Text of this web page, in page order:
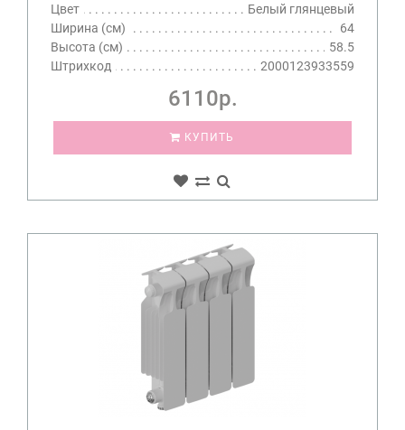
Цвет
Белый глянцевый
Ширина (см)
64
Высота (см)
58.5
Штрихкод
2000123933559
6110р.
КУПИТЬ